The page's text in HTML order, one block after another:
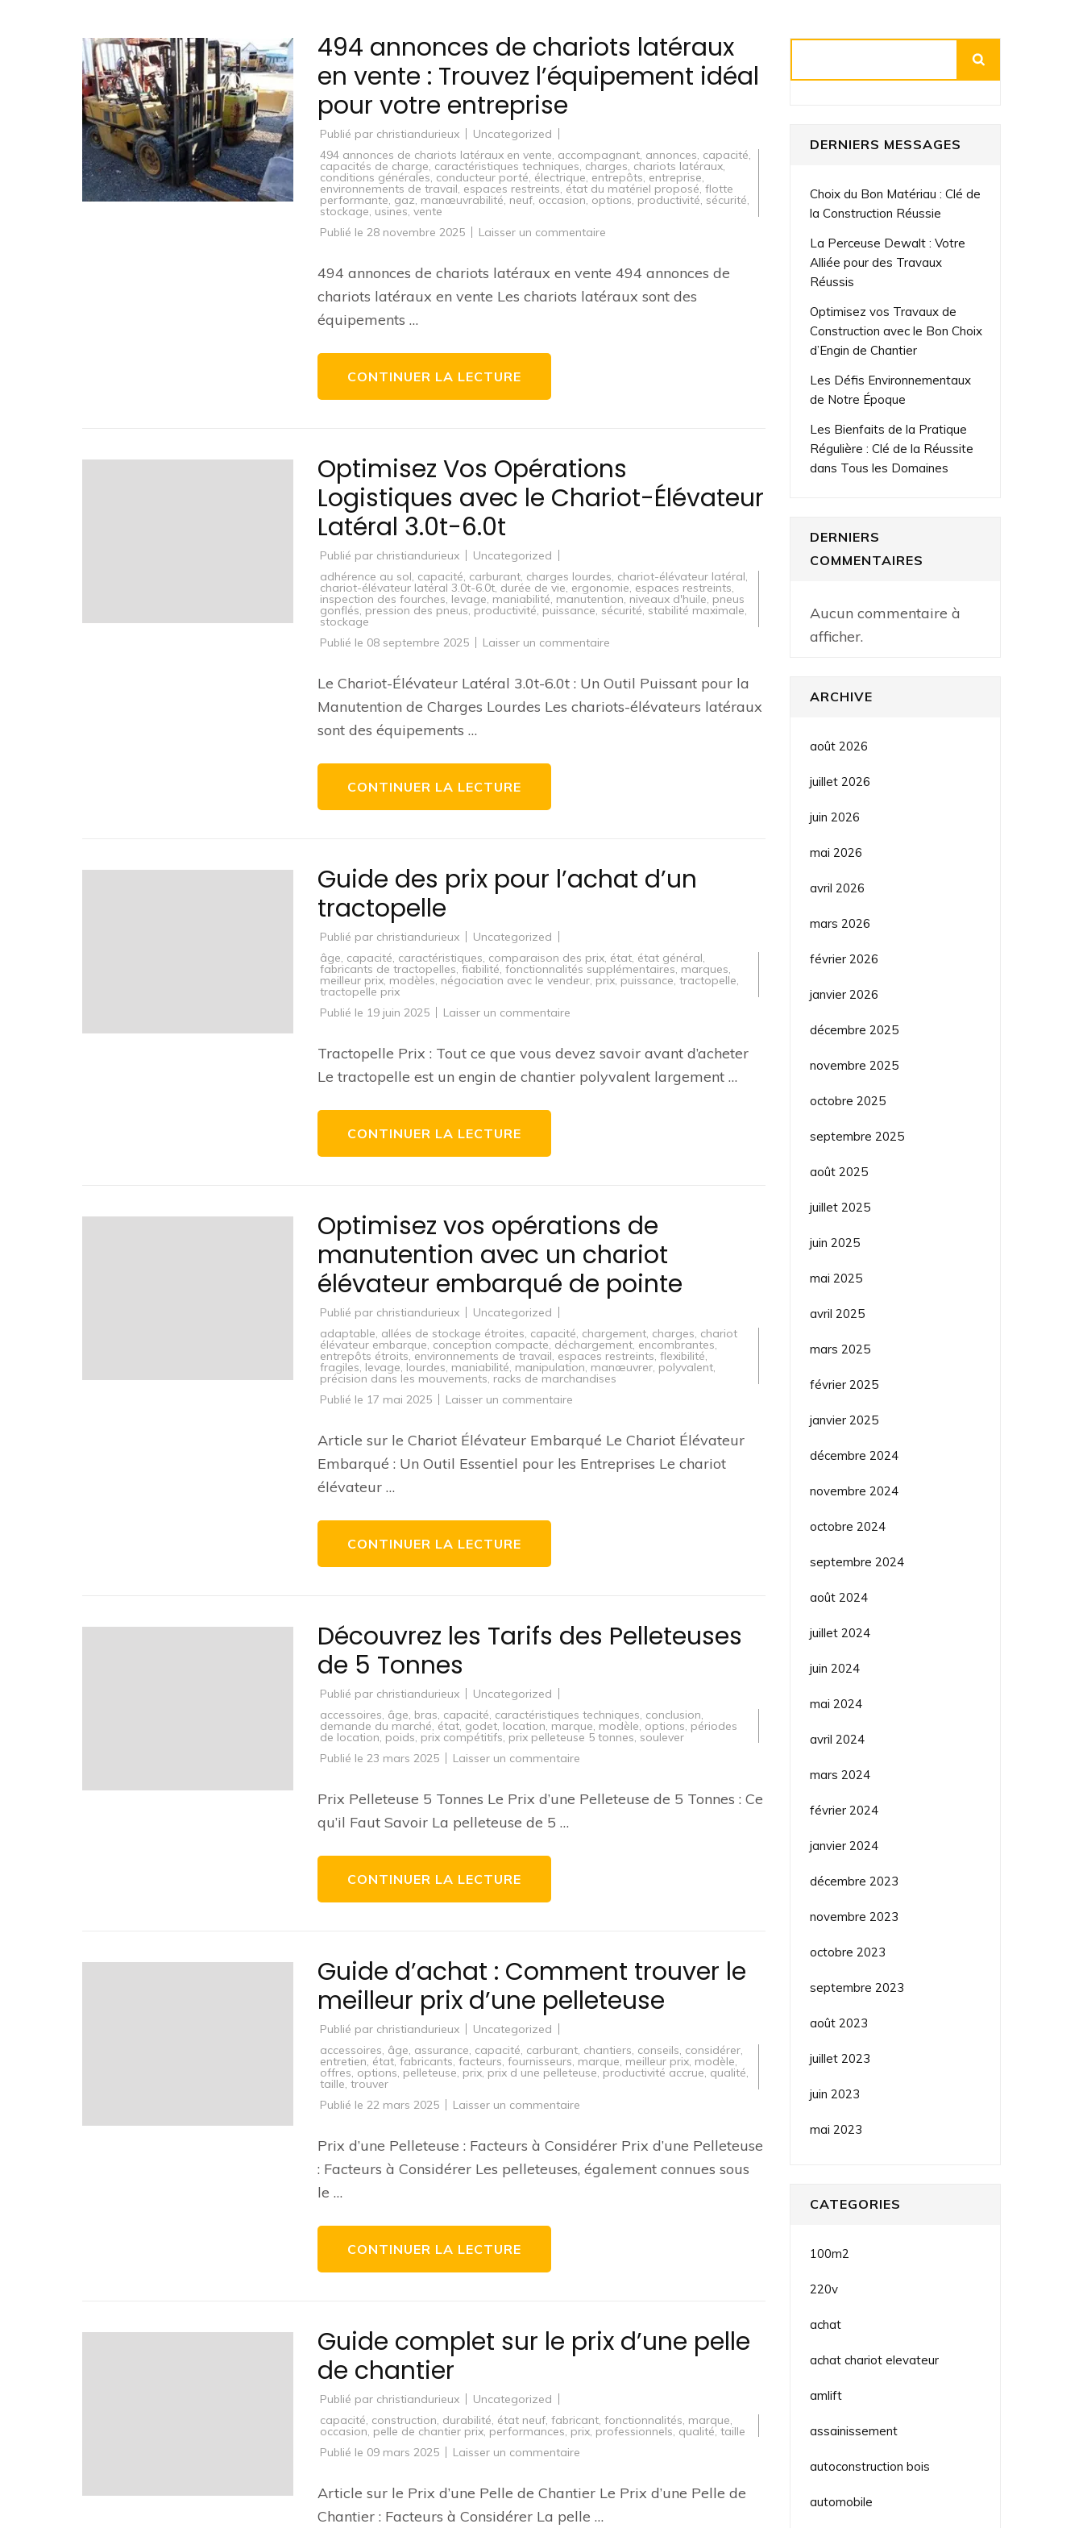
494 annonces de chariots latéraux
en vente : Trouvez l’équipement idéal
pour votre entreprise
Publié par christiandurieux
Uncategorized
494 annonces de chariots latéraux en vente, accompagnant, annonces, capacité,
capacités de charge, caractéristiques techniques, charges, chariots latéraux,
conditions générales, conducteur porté, électrique, entrepôts, entreprise,
environnements de travail, espaces restreints, état du matériel proposé, flotte
performante, gaz, manœuvrabilité, neuf, occasion, options, productivité, sécurité,
stockage, usines, vente
Publié le 28 novembre 2025 Laisser un commentaire
chariots
en
494 annonces de chariots latéraux en vente 494 annonces de
chariots latéraux en vente Les chariots latéraux sont des
équipements …
CONTINUER LA LECTURE
Optimisez Vos Opérations
Logistiques avec le Chariot-Élévateur
Latéral 3.0t-6.0t
Publié par christiandurieux
Uncategorized
adhérence au sol, capacité, carburant, charges lourdes, chariot-élévateur latéral,
chariot-élévateur latéral 3.0t-6.0t, durée de vie, ergonomie, espaces restreints,
inspection des fourches, levage, maniabilité, manutention, niveaux d'huile, pneus
gonflés, pression des pneus, productivité, puissance, sécurité, stabilité maximale,
stockage
Publié le 08 septembre 2025 Laisser un commentaire
Opérations
Logistiques
le
Le Chariot-Élévateur Latéral 3.0t-6.0t : Un Outil Puissant pour la
Manutention de Charges Lourdes Les chariots-élévateurs latéraux
sont des équipements …
CONTINUER LA LECTURE
Guide des prix pour l’achat d’un
tractopelle
Publié par christiandurieux
Uncategorized
âge, capacité, caractéristiques, comparaison des prix, état, état général,
fabricants de tractopelles, fiabilité, fonctionnalités supplémentaires, marques,
meilleur prix, modèles, négociation avec le vendeur, prix, puissance, tractopelle,
tractopelle prix
Publié le 19 juin 2025 Laisser un commentaire
pour
l’achat
d’un
Tractopelle Prix : Tout ce que vous devez savoir avant d’acheter
Le tractopelle est un engin de chantier polyvalent largement …
CONTINUER LA LECTURE
Optimisez vos opérations de
manutention avec un chariot
élévateur embarqué de pointe
Publié par christiandurieux
Uncategorized
adaptable, allées de stockage étroites, capacité, chargement, charges, chariot
élévateur embarque, conception compacte, déchargement, encombrantes,
entrepôts étroits,environnements de travail, espaces restreints, flexibilité,
fragiles, levage, lourdes, maniabilité, manipulation, manœuvrer, polyvalent,
précision dans les mouvements, racks de marchandises
Publié le 17 mai 2025 Laisser un commentaire
opérations
de
avec
Article sur le Chariot Élévateur Embarqué Le Chariot Élévateur
Embarqué : Un Outil Essentiel pour les Entreprises Le chariot
élévateur …
CONTINUER LA LECTURE
Découvrez les Tarifs des Pelleteuses
de 5 Tonnes
Publié par christiandurieux
Uncategorized
accessoires, âge, bras, capacité, caractéristiques techniques, conclusion,
demande du marché, état, godet, location, marque, modèle, options, périodes
de location, poids, prix compétitifs, prix pelleteuse 5 tonnes, soulever
Publié le 23 mars 2025 Laisser un commentaire
Tarifs
des
Prix Pelleteuse 5 Tonnes Le Prix d’une Pelleteuse de 5 Tonnes : Ce
qu’il Faut Savoir La pelleteuse de 5 …
CONTINUER LA LECTURE
Guide d’achat : Comment trouver le
meilleur prix d’une pelleteuse
Publié par christiandurieux
Uncategorized
accessoires, âge, assurance, capacité, carburant, chantiers, conseils, considérer,
entretien, état,fabricants, facteurs, fournisseurs, marque, meilleur prix, modèle,
offres, options, pelleteuse, prix, prix d une pelleteuse, productivité accrue, qualité,
taille, trouver
Publié le 22 mars 2025 Laisser un commentaire
:
Comment
trouver
le
Prix d’une Pelleteuse : Facteurs à Considérer Prix d’une Pelleteuse
: Facteurs à Considérer Les pelleteuses, également connues sous
le …
CONTINUER LA LECTURE
Guide complet sur le prix d’une pelle
de chantier
Publié par christiandurieux
Uncategorized
capacité, construction, durabilité, état neuf, fabricant, fonctionnalités, marque,
occasion, pelle de chantier prix, performances, prix, professionnels, qualité, taille
Publié le 09 mars 2025 Laisser un commentaire
sur
le
prix
d’une
Article sur le Prix d’une Pelle de Chantier Le Prix d’une Pelle de
Chantier : Facteurs à Considérer La pelle …
DERNIERS MESSAGES
Choix du Bon Matériau : Clé de
la Construction Réussie
La Perceuse Dewalt : Votre
Alliée pour des Travaux
Réussis
Optimisez vos Travaux de
Construction avec le Bon Choix
d’Engin de Chantier
Les Défis Environnementaux
de Notre Époque
Les Bienfaits de la Pratique
Régulière : Clé de la Réussite
dans Tous les Domaines
DERNIERS
COMMENTAIRES
Aucun commentaire à
afficher.
ARCHIVE
août 2026
juillet 2026
juin 2026
mai 2026
avril 2026
mars 2026
février 2026
janvier 2026
décembre 2025
novembre 2025
octobre 2025
septembre 2025
août 2025
juillet 2025
juin 2025
mai 2025
avril 2025
mars 2025
février 2025
janvier 2025
décembre 2024
novembre 2024
octobre 2024
septembre 2024
août 2024
juillet 2024
juin 2024
mai 2024
avril 2024
mars 2024
février 2024
janvier 2024
décembre 2023
novembre 2023
octobre 2023
septembre 2023
août 2023
juillet 2023
juin 2023
mai 2023
CATEGORIES
100m2
220v
achat
achat chariot elevateur
amlift
assainissement
autoconstruction bois
automobile